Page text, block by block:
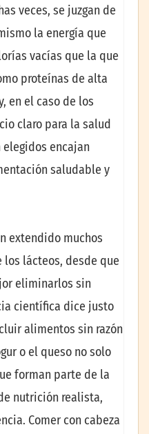
veces, se juzgan de
la energía que
vacías que la que
proteínas de alta
en el caso de los
claro para la salud
encajan
saludable y
extendido muchos
lácteos, desde que
eliminarlos sin
científica dice justo
alimentos sin razón
o el queso no solo
forman parte de la
nutrición realista,
Comer con cabeza